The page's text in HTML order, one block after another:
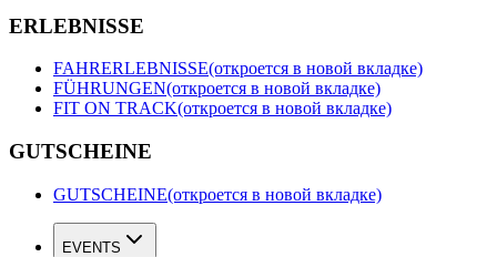
ERLEBNISSE
FAHRERLEBNISSE(откроется в новой вкладке)
FÜHRUNGEN(откроется в новой вкладке)
FIT ON TRACK(откроется в новой вкладке)
GUTSCHEINE
GUTSCHEINE(откроется в новой вкладке)
EVENTS